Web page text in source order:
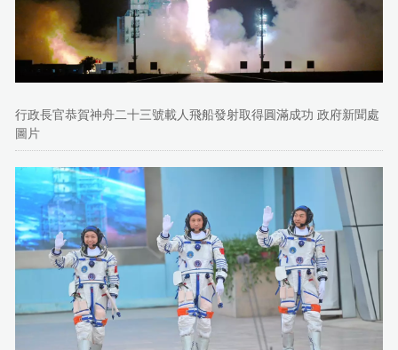
行政長官恭賀神舟二十三號載人飛船發射取得圓滿成功 政府新聞處
圖片